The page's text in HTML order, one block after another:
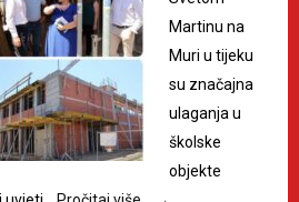
Martinu na
Muri u tijeku
su značajna
ulaganja u
školske
objekte